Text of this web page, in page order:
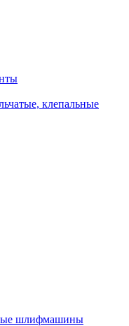
клепальные
шлифмашины